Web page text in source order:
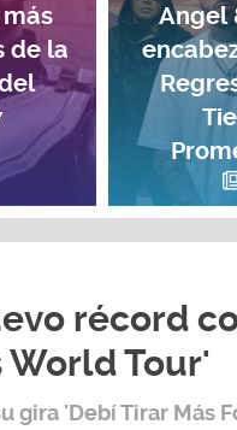
de la
Angel
récord
World Tour'
gira 'Debí Tirar Más